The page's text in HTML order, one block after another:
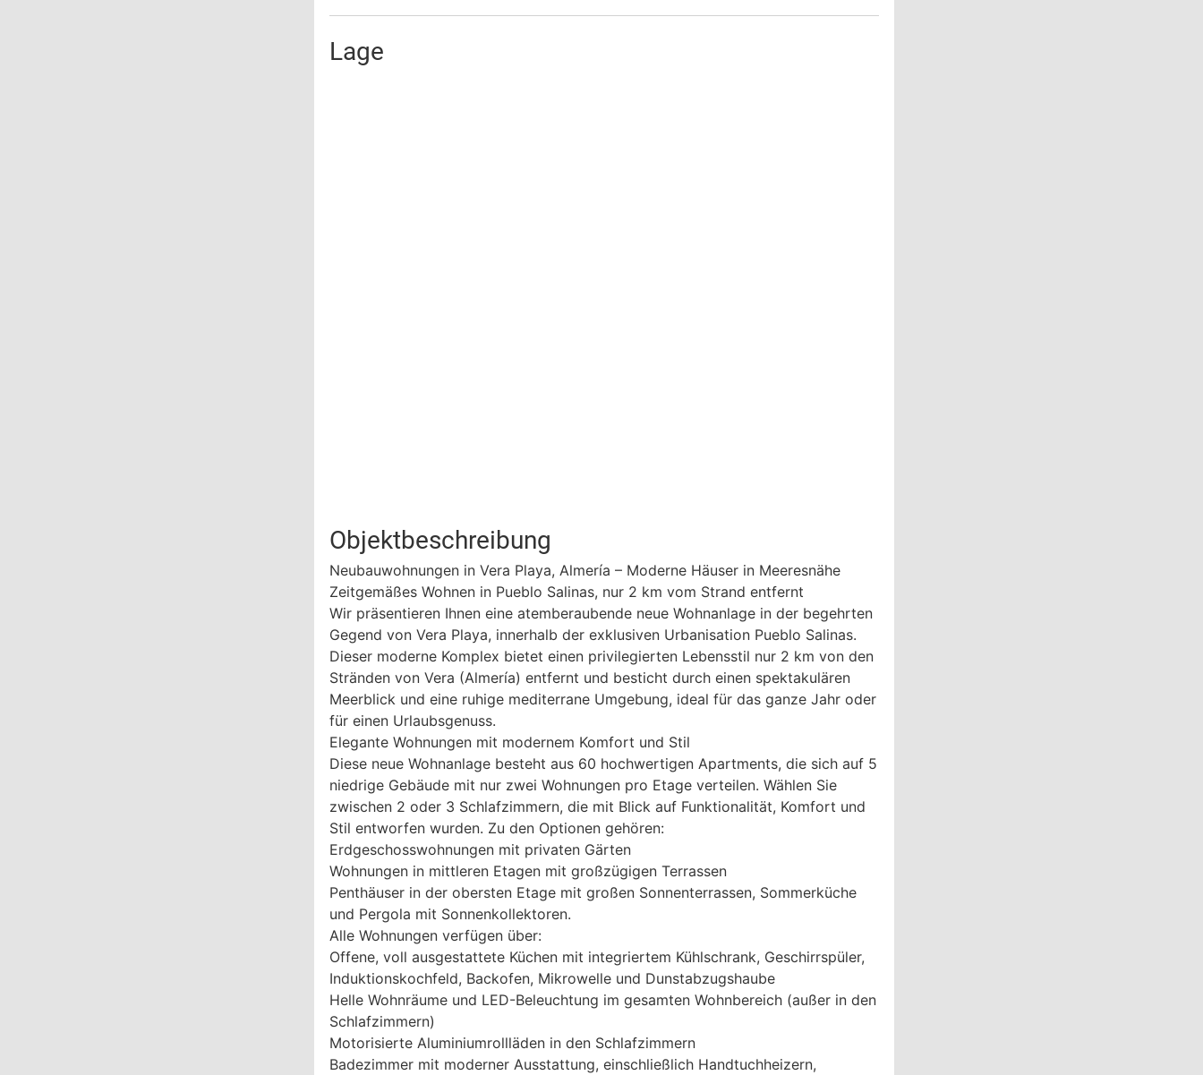
Lage
Objektbeschreibung
Neubauwohnungen in Vera Playa, Almería – Moderne Häuser in Meeresnähe
Zeitgemäßes Wohnen in Pueblo Salinas, nur 2 km vom Strand entfernt
Wir präsentieren Ihnen eine atemberaubende neue Wohnanlage in der begehrten
Gegend von Vera Playa, innerhalb der exklusiven Urbanisation Pueblo Salinas.
Dieser moderne Komplex bietet einen privilegierten Lebensstil nur 2 km von den
Stränden von Vera (Almería) entfernt und besticht durch einen spektakulären
Meerblick und eine ruhige mediterrane Umgebung, ideal für das ganze Jahr oder
für einen Urlaubsgenuss.
Elegante Wohnungen mit modernem Komfort und Stil
Diese neue Wohnanlage besteht aus 60 hochwertigen Apartments, die sich auf 5
niedrige Gebäude mit nur zwei Wohnungen pro Etage verteilen. Wählen Sie
zwischen 2 oder 3 Schlafzimmern, die mit Blick auf Funktionalität, Komfort und
Stil entworfen wurden. Zu den Optionen gehören:
Erdgeschosswohnungen mit privaten Gärten
Wohnungen in mittleren Etagen mit großzügigen Terrassen
Penthäuser in der obersten Etage mit großen Sonnenterrassen, Sommerküche
und Pergola mit Sonnenkollektoren.
Alle Wohnungen verfügen über:
Offene, voll ausgestattete Küchen mit integriertem Kühlschrank, Geschirrspüler,
Induktionskochfeld, Backofen, Mikrowelle und Dunstabzugshaube
Helle Wohnräume und LED-Beleuchtung im gesamten Wohnbereich (außer in den
Schlafzimmern)
Motorisierte Aluminiumrollläden in den Schlafzimmern
Badezimmer mit moderner Ausstattung, einschließlich Handtuchheizern,